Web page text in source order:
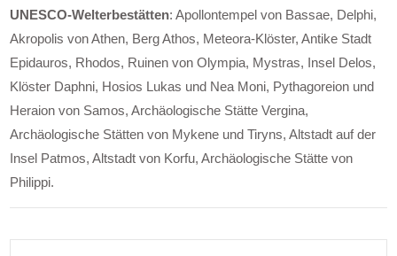
UNESCO-Welterbestätten: Apollontempel von Bassae, Delphi,
Akropolis von Athen, Berg Athos, Meteora-Klöster, Antike Stadt
Epidauros, Rhodos, Ruinen von Olympia, Mystras, Insel Delos,
Klöster Daphni, Hosios Lukas und Nea Moni, Pythagoreion und
Heraion von Samos, Archäologische Stätte Vergina,
Archäologische Stätten von Mykene und Tiryns, Altstadt auf der
Insel Patmos, Altstadt von Korfu, Archäologische Stätte von
Philippi.